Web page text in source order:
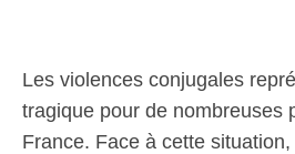
Les violences conjugales
tragique pour de nombreuses
France. Face à cette